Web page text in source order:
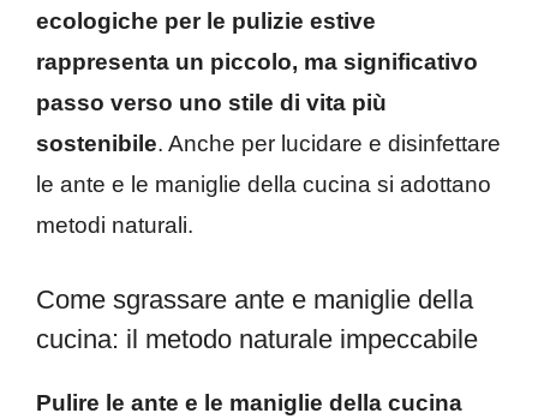
ecologiche per le pulizie estive
rappresenta un piccolo, ma significativo
passo verso uno stile di vita più
sostenibile. Anche per lucidare e disinfettare
le ante e le maniglie della cucina si adottano
metodi naturali.
Come sgrassare ante e maniglie della
cucina: il metodo naturale impeccabile
Pulire le ante e le maniglie della cucina